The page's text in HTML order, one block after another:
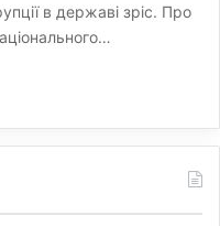
в державі зріс. Про